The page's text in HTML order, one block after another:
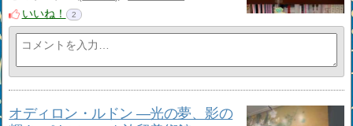
いいね！
2
オディロン・ルドン ―光の夢、影の